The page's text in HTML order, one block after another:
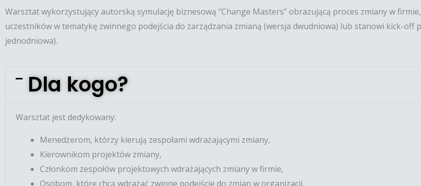
Warsztat wykorzystujący autorską symulację biznesową “Change Masters” obrazującą proces zmiany w
uczestników w tematykę zwinnego podejścia do zarządzania zmianą (wersja dwudniowa) lub stanowi kick-off
jednodniowa).
Dla kogo?
Warsztat jest dedykowany:
Menedżerom, którzy kierują zespołami wdrażającymi zmiany,
Kierownikom projektów zmiany,
Członkom zespołów projektowych wdrażających zmiany w firmie,
Osobom, które chcą wdrażać zwinne podejście do zmian w organizacji.